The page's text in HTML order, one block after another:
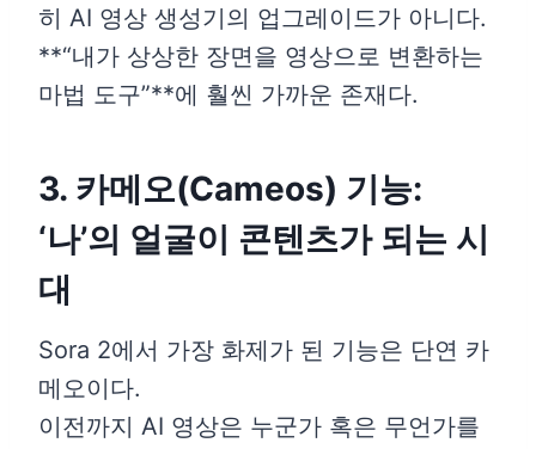
히 AI 영상 생성기의 업그레이드가 아니다.
**“내가 상상한 장면을 영상으로 변환하는
마법 도구”**에 훨씬 가까운 존재다.
3. 카메오(Cameos) 기능:
‘나’의 얼굴이 콘텐츠가 되는 시
대
Sora 2에서 가장 화제가 된 기능은 단연 카
메오이다.
이전까지 AI 영상은 누군가 혹은 무언가를